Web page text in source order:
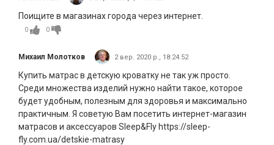
Поищите в магазинах города через интернет.
0 0
Михаил Молотков 2 вер. 2020 р., 18:24:52
Купить матрас в детскую кроватку не так уж просто.
Среди множества изделий нужно найти такое, которое
будет удобным, полезным для здоровья и максимально
практичным. Я советую Вам посетить интернет-магазин
матрасов и аксессуаров Sleep&Fly https://sleep-
fly.com.ua/detskie-matrasy